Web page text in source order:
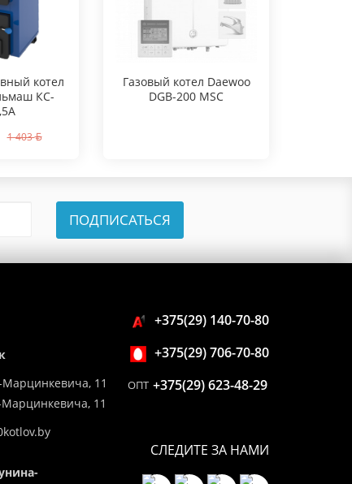
котел
КС-
1 403
Газовый котел Daewoo
DGB-200 MSC
ПОДПИСАТЬСЯ
11
11
+375(29) 140-70-80
+375(29) 706-70-80
ОПТ +375(29) 623-48-29
СЛЕДИТЕ ЗА НАМИ